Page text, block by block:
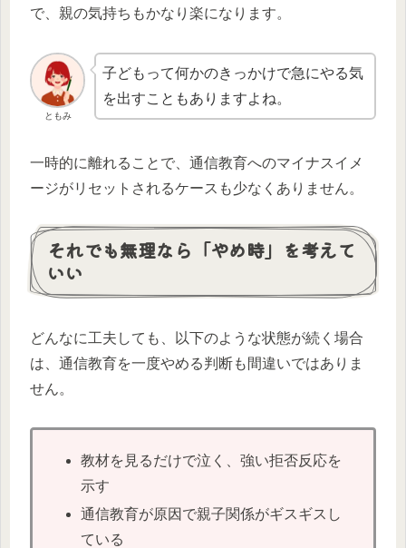
で、親の気持ちもかなり楽になります。
ともみ
子どもって何かのきっかけで急にやる気
を出すこともありますよね。
一時的に離れることで、通信教育へのマイナスイメ
ージがリセットされるケースも少なくありません。
それでも無理なら「やめ時」を考えて
いい
どんなに工夫しても、以下のような状態が続く場合
は、通信教育を一度やめる判断も間違いではありま
せん。
教材を見るだけで泣く、強い拒否反応を
示す
通信教育が原因で親子関係がギスギスし
ている